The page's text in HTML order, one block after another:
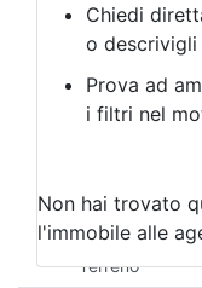
Albergo
Laboratorio
Negozio/locale
Agriturismo
Magazzini
Qualsiasi
Terreno
Terreno
Chiedi
o descrivigli
Prova ad
i filtri nel
Non hai trovato
l'immobile alle